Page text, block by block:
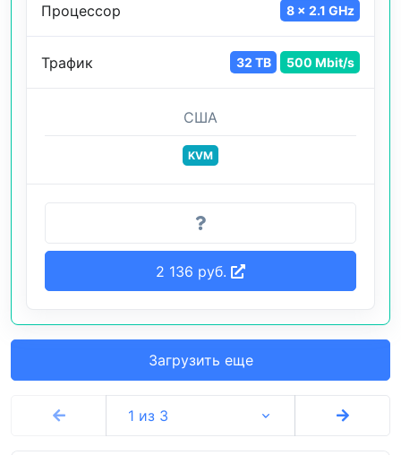
Процессор 8 x 2.1 GHz
Трафик 32 TB 500 Mbit/s
США
KVM
2 136 руб.
Загрузить еще
1 из 3